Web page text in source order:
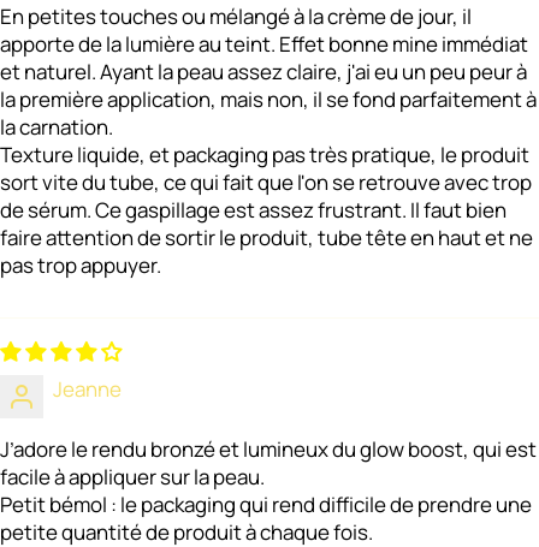
En petites touches ou mélangé à la crème de jour, il
apporte de la lumière au teint. Effet bonne mine immédiat
et naturel. Ayant la peau assez claire, j'ai eu un peu peur à
la première application, mais non, il se fond parfaitement à
la carnation.
Texture liquide, et packaging pas très pratique, le produit
sort vite du tube, ce qui fait que l'on se retrouve avec trop
de sérum. Ce gaspillage est assez frustrant. Il faut bien
faire attention de sortir le produit, tube tête en haut et ne
pas trop appuyer.
Jeanne
J’adore le rendu bronzé et lumineux du glow boost, qui est
facile à appliquer sur la peau.
Petit bémol : le packaging qui rend difficile de prendre une
petite quantité de produit à chaque fois.